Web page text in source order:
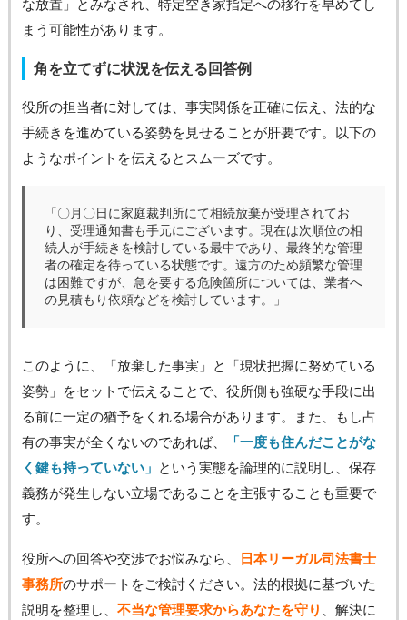
な放置」とみなされ、特定空き家指定への移行を早めてし
まう可能性があります。
角を立てずに状況を伝える回答例
役所の担当者に対しては、事実関係を正確に伝え、法的な
手続きを進めている姿勢を見せることが肝要です。以下の
ようなポイントを伝えるとスムーズです。
「〇月〇日に家庭裁判所にて相続放棄が受理されてお
り、受理通知書も手元にございます。現在は次順位の相
続人が手続きを検討している最中であり、最終的な管理
者の確定を待っている状態です。遠方のため頻繁な管理
は困難ですが、急を要する危険箇所については、業者へ
の見積もり依頼などを検討しています。」
このように、「放棄した事実」と「現状把握に努めている
姿勢」をセットで伝えることで、役所側も強硬な手段に出
る前に一定の猶予をくれる場合があります。また、もし占
有の事実が全くないのであれば、
「一度も住んだことがな
く鍵も持っていない」 という実態を論理的に説明し、保存
義務が発生しない立場であることを主張することも重要で
す。
役所への回答や交渉でお悩みなら、
日本リーガル司法書士
事務所のサポートをご検討ください。法的根拠に基づいた
説明を整理し、 不当な管理要求からあなたを守り
、解決に